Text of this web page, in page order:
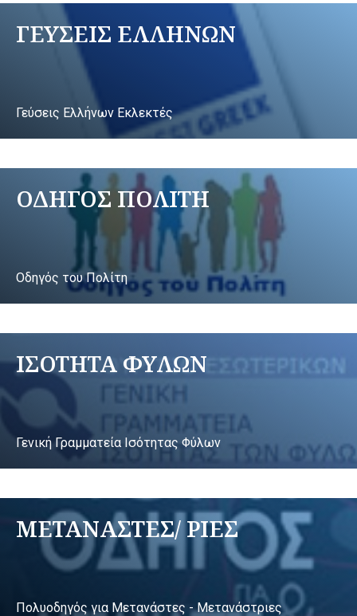
ΓΕΥΣΕΙΣ ΕΛΛΗΝΩΝ
Γεύσεις Ελλήνων Εκλεκτές
ΟΔΗΓΟΣ ΠΟΛΙΤΗ
Οδηγός του Πολίτη
ΙΣΟΤΗΤΑ ΦΥΛΩΝ
Γενική Γραμματεία Ισότητας Φύλων
ΜΕΤΑΝΑΣΤΕΣ/ ΡΙΕΣ
Πολυοδηγός για Μετανάστες - Μετανάστριες